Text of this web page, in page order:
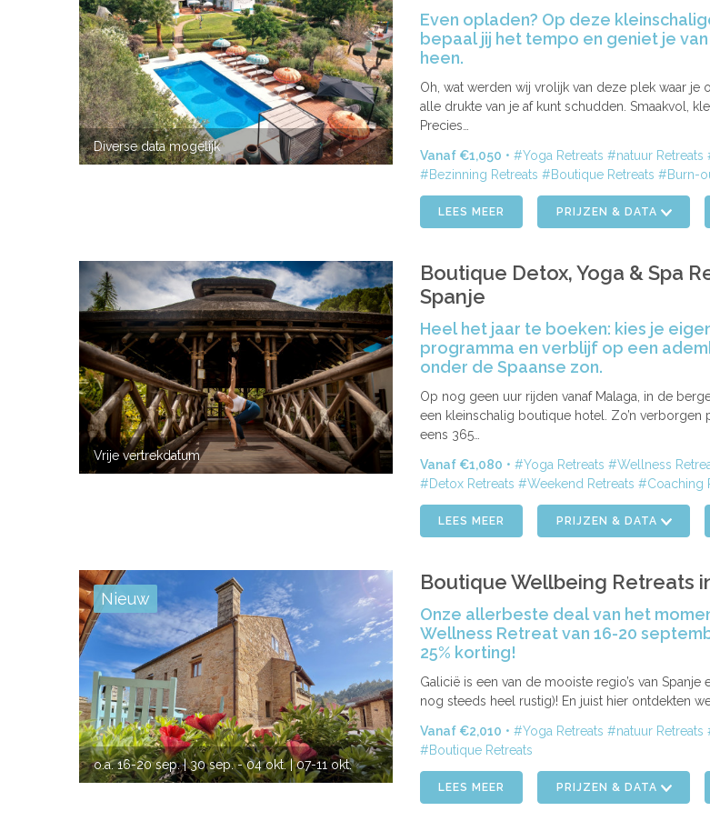
VORIGE VOLGENDE
Diverse data mogelijk
Even opladen? Op deze
bepaal jij het tempo en geniet je
heen.
Oh, wat werden wij vrolijk van deze plek waar je
alle drukte van je af kunt schudden. Smaakvol,
Precies…
Vanaf €1,050 Yoga Retreats natuur Retreats
Bezinning Retreats
Boutique Retreats Burn-
LEES MEER PRIJZEN & DATA
VORIGE VOLGENDE
Vrije vertrekdatum
Boutique Detox, Yoga & Spa
Spanje
Heel het jaar te boeken: kies je
programma en verblijf op een
onder de Spaanse zon.
Op nog geen uur rijden vanaf Malaga, in de
een kleinschalig boutique hotel. Zo’n verborgen
eens 365…
Vanaf €1,080 Yoga Retreats Wellness
Detox Retreats
Weekend Retreats Coaching
LEES MEER PRIJZEN & DATA
VORIGE VOLGENDE
Nieuw
o.a.16-20 sep.| 30 sep. - 04 okt.| 07-11 okt.
Boutique Wellbeing Retreats
Onze allerbeste deal van het
Wellness Retreat van 16-20
25% korting!
Galicië is een van de mooiste regio’s van
nog steeds heel rustig)! En juist hier ontdekten
Vanaf €2,010 Yoga Retreats natuur Retreats
Boutique Retreats
LEES MEER PRIJZEN & DATA